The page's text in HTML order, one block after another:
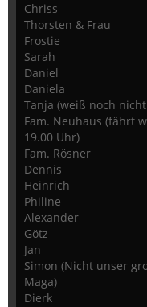
Chriss
Thorsten & Frau
Frostie
Sarah
Daniel
Daniela
Tanja (weiß noch
Fam. Neuhaus (fährt
19.00 Uhr)
Fam. Rösner
Dennis
Heinrich
Philine
Alexander
Götz
Jan
Simon (Nicht unser
Maga)
Dierk